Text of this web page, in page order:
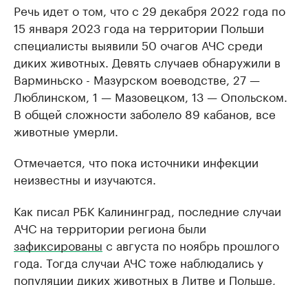
Речь идет о том, что с 29 декабря 2022 года по
15 января 2023 года на территории Польши
специалисты выявили 50 очагов АЧС среди
диких животных. Девять случаев обнаружили в
Варминьско - Мазурском воеводстве, 27 —
Люблинском, 1 — Мазовецком, 13 — Опольском.
В общей сложности заболело 89 кабанов, все
животные умерли.
Отмечается, что пока источники инфекции
неизвестны и изучаются.
Как писал РБК Калининград, последние случаи
АЧС на территории региона были
зафиксированы с августа по ноябрь прошлого
года. Тогда случаи АЧС тоже наблюдались у
популяции диких животных в Литве и Польше,